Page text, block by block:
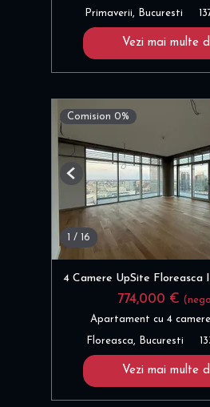
Primaverii, Bucuresti
Vezi mai multe
Comision 0%
1 / 16
Previous
4 Camere UpSite
774,000 €
Apartament cu 4
Floreasca, Bucuresti
Vezi mai multe